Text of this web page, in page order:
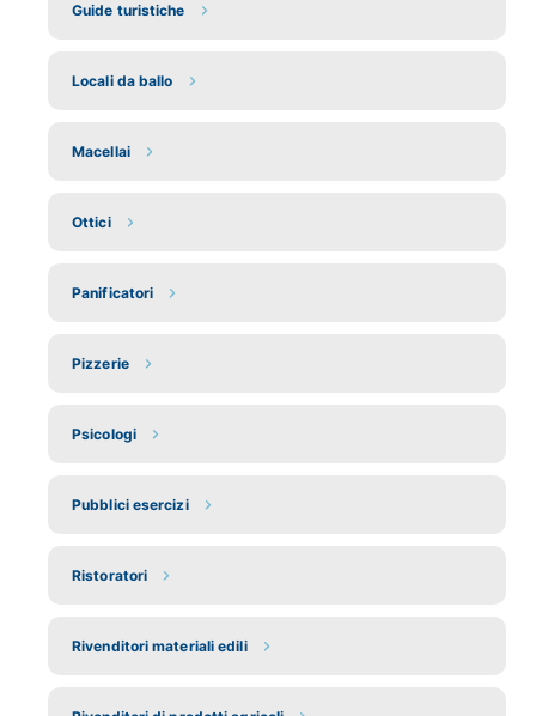
Guide turistiche
Locali da ballo
Macellai
Ottici
Panificatori
Pizzerie
Psicologi
Pubblici esercizi
Ristoratori
Rivenditori materiali edili